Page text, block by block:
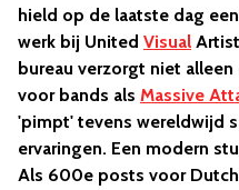
hield op de laatste dag
werk bij United Visual
bureau verzorgt niet
voor bands als Massive
'pimpt' tevens wereldwijd
ervaringen. Een modern
Als 600e posts voor